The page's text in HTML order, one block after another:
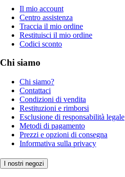
Il mio account
Centro assistenza
Traccia il mio ordine
Restituisci il mio ordine
Codici sconto
Chi siamo
Chi siamo?
Contattaci
Condizioni di vendita
Restituzioni e rimborsi
Esclusione di responsabilità legale
Metodi di pagamento
Prezzi e opzioni di consegna
Informativa sulla privacy
I nostri negozi